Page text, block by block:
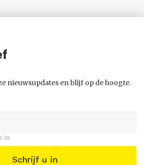
nieuwsupdates en blijf op de hoogte.
in.
Schrijf u in